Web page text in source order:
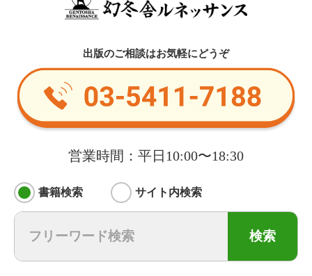
出版のご相談はお気軽にどうぞ
営業時間：平日10:00〜18:30
書籍検索 サイト内検索
検索